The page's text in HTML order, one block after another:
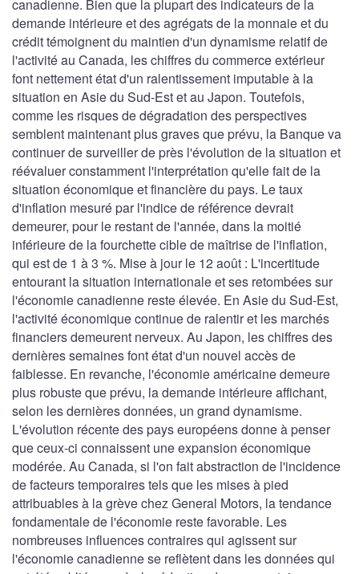
canadienne. Bien que la plupart des indicateurs de la
demande intérieure et des agrégats de la monnaie et du
crédit témoignent du maintien d'un dynamisme relatif de
l'activité au Canada, les chiffres du commerce extérieur
font nettement état d'un ralentissement imputable à la
situation en Asie du Sud-Est et au Japon. Toutefois,
comme les risques de dégradation des perspectives
semblent maintenant plus graves que prévu, la Banque va
continuer de surveiller de près l'évolution de la situation et
réévaluer constamment l'interprétation qu'elle fait de la
situation économique et financière du pays. Le taux
d'inflation mesuré par l'indice de référence devrait
demeurer, pour le restant de l'année, dans la moitié
inférieure de la fourchette cible de maîtrise de l'inflation,
qui est de 1 à 3 %. Mise à jour le 12 août : L'incertitude
entourant la situation internationale et ses retombées sur
l'économie canadienne reste élevée. En Asie du Sud-Est,
l'activité économique continue de ralentir et les marchés
financiers demeurent nerveux. Au Japon, les chiffres des
dernières semaines font état d'un nouvel accès de
faiblesse. En revanche, l'économie américaine demeure
plus robuste que prévu, la demande intérieure affichant,
selon les dernières données, un grand dynamisme.
L'évolution récente des pays européens donne à penser
que ceux-ci connaissent une expansion économique
modérée. Au Canada, si l'on fait abstraction de l'incidence
de facteurs temporaires tels que les mises à pied
attribuables à la grève chez General Motors, la tendance
fondamentale de l'économie reste favorable. Les
nombreuses influences contraires qui agissent sur
l'économie canadienne se reflètent dans les données qui